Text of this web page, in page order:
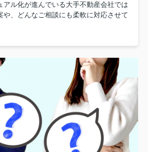
アル化が進んでいる大手不動産会社では
や、どんなご相談にも柔軟に対応させて